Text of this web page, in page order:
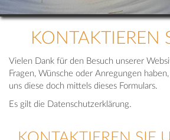
KONTAKTIEREN
Vielen Dank für den Besuch unserer
Fragen, Wünsche oder Anregungen
uns diese doch mittels dieses Formulars.
Es gilt die Datenschutzerklärung.